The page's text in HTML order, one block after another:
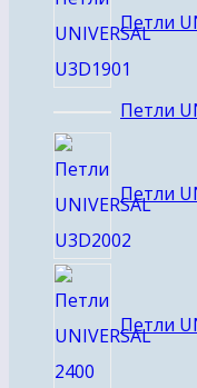
Петли
Петли
Петли
Петли